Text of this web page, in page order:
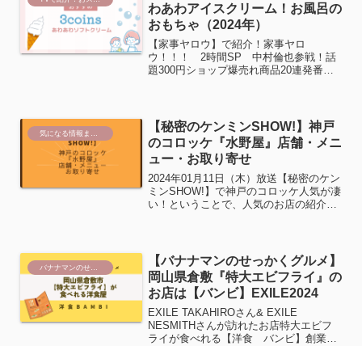
わあわアイスクリーム！お風呂の
おもちゃ（2024年）
【家事ヤロウ】で紹介！家事ヤロ
ウ！！！ 2時間SP 中村倫也参戦！話
題300円ショップ爆売れ商品20連発番組
子育て中のママに話題です♬こ...
【秘密のケンミンSHOW!】神戸
のコロッケ『水野屋』店舗・メニ
ュー・お取り寄せ
2024年01月11日（木）放送【秘密のケン
ミンSHOW!】で神戸のコロッケ人気が凄
い！ということで、人気のお店の紹介が
長年地...
【バナナマンのせっかくグルメ】
岡山県倉敷『特大エビフライ』の
お店は【バンビ】EXILE2024
EXILE TAKAHIROさん& EXILE
NESMITHさんが訪れたお店特大エビフ
ライが食べれる【洋食 バンビ】創業10